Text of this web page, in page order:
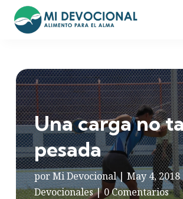
Una carga no
pesada
porMi Devocional|May 4, 2018
Devocionales|0 Comentarios